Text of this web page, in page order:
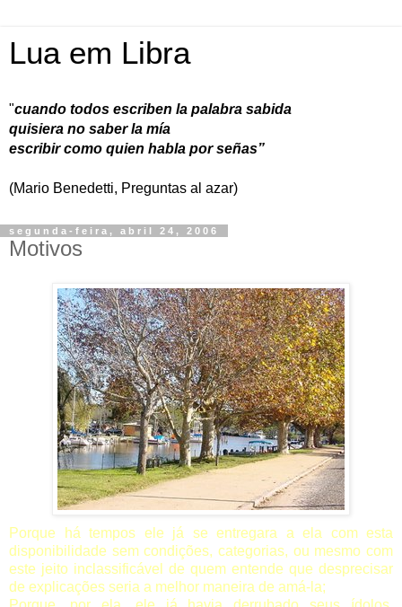
Lua em Libra
"cuando todos escriben la palabra sabida
quisiera no saber la mía
escribir como quien habla por señas”
(Mario Benedetti, Preguntas al azar)
segunda-feira, abril 24, 2006
Motivos
Porque há tempos ele já se entregara a ela com esta
disponibilidade sem condições, categorias, ou mesmo com
este jeito inclassificável de quem entende que desprecisar
de explicações seria a melhor maneira de amá-la;